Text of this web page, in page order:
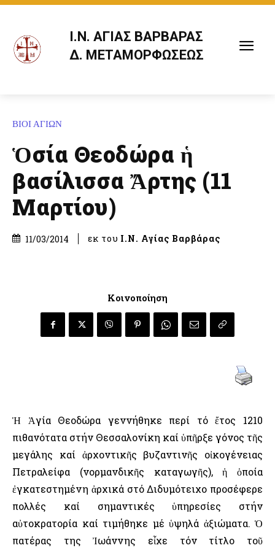
Ι.Ν. ΑΓΙΑΣ ΒΑΡΒΑΡΑΣ
Δ. ΜΕΤΑΜΟΡΦΩΣΕΩΣ
ΒΙΟΙ ΑΓΙΩΝ
Ὁσία Θεοδώρα ἡ
βασίλισσα Ἄρτης (11
Μαρτίου)
11/03/2014 εκ του Ι.Ν. Αγίας Βαρβάρας
Κοινοποίηση
Ἡ Ἁγία Θεοδώρα γεννήθηκε περί τό ἔτος 1210
πιθανότατα στήν Θεσσαλονίκη καί ὑπῆρξε γόνος τῆς
μεγάλης καί ἀρχοντικῆς βυζαντινῆς οἰκογένειας
Πετραλείφα (νορμανδικῆς καταγωγῆς), ἡ ὁποία
ἐγκατεστημένη ἀρχικά στό Διδυμότειχο προσέφερε
πολλές καί σημαντικές ὑπηρεσίες στήν
αὐτοκρατορία καί τιμήθηκε μέ ὑψηλά ἀξιώματα. Ὁ
πατέρας της Ἰωάννης εἶχε τόν τίτλο τοῦ